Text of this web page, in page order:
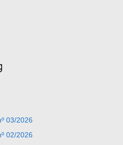
03/2026
02/2026